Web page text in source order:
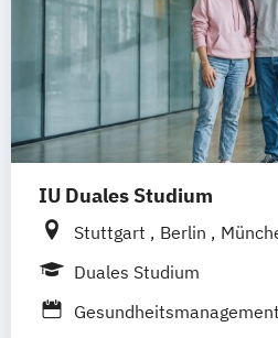
IU Duales Studium
Stuttgart Berlin
Frankfurt am Main
Mannheim Leipzig
Duales Studium
Gesundheitsmanagement